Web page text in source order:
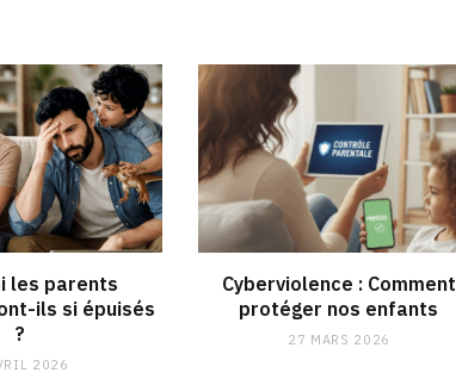
les parents
ils si épuisés
?
2026
Cyberviolence : Comment
protéger nos enfants
27 MARS 2026